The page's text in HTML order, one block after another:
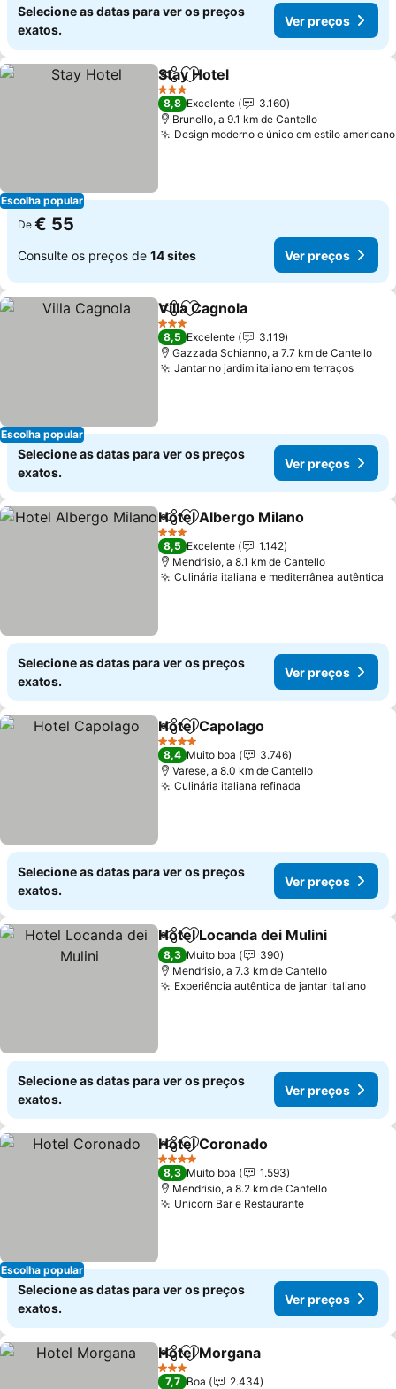
Selecione as datas para ver os preços
exatos.
Ver preços
Escolha popular
PartilharAdicionar aos favoritos
Stay Hotel
3 Estrelas
8,8 Excelente
3.160
Brunello, a 9.1 km de Cantello
Design moderno e único em estilo americano
De € 55
Consulte os preços de 14 sites Ver preços
Escolha popular
PartilharAdicionar aos favoritos
Villa Cagnola
3 Estrelas
8,5 Excelente
3.119
Gazzada Schianno, a 7.7 km de Cantello
Jantar no jardim italiano em terraços
Selecione as datas para ver os preços
exatos.
Ver preços
PartilharAdicionar aos favoritos
Hotel Albergo Milano
3 Estrelas
8,5 Excelente
1.142
Mendrisio, a 8.1 km de Cantello
Culinária italiana e mediterrânea autêntica
Selecione as datas para ver os preços
exatos.
Ver preços
PartilharAdicionar aos favoritos
Hotel Capolago
4 Estrelas
8,4 Muito boa
3.746
Varese, a 8.0 km de Cantello
Culinária italiana refinada
Selecione as datas para ver os preços
exatos.
Ver preços
PartilharAdicionar aos favoritos
Hotel Locanda dei Mulini
8,3 Muito boa
390
Mendrisio, a 7.3 km de Cantello
Experiência autêntica de jantar italiano
Selecione as datas para ver os preços
exatos.
Ver preços
Escolha popular
PartilharAdicionar aos favoritos
Hotel Coronado
4 Estrelas
8,3 Muito boa
1.593
Mendrisio, a 8.2 km de Cantello
Unicorn Bar e Restaurante
Selecione as datas para ver os preços
exatos.
Ver preços
PartilharAdicionar aos favoritos
Hotel Morgana
3 Estrelas
7,7 Boa
2.434